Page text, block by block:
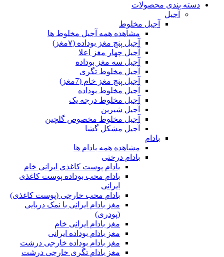
دسته بندی محصولات
آجیل
آجیل مخلوط
مشاهده همه آجیل مخلوط ها
آجیل پنج مغز بوداده (۷مغز)
آجیل چهار مغز اعلا
آجیل سه مغز بوداده
آجیل مخلوط تگری
آجیل پنج مغز خام (7مغز)
آجیل مخلوط بوداده
آجیل مخلوط درجه یک
آجیل شیرین
آجیل مخلوط مخصوص گلچین
آجیل مشکل گشا
بادام
مشاهده همه بادام ها
بادام درختی
بادام پوست کاغذی ایرانی خام
بادام محب بوداده پوست کاغذی
ایرانی
بادام محب خارجی (پوست کاغذی)
مغز بادام ایرانی با نمک دریایی
(پودری)
مغز بادام ایرانی خام
مغز بادام بوداده ایرانی
مغز بادام بوداده خارجی درشت
مغز بادام تگری خارجی درشت